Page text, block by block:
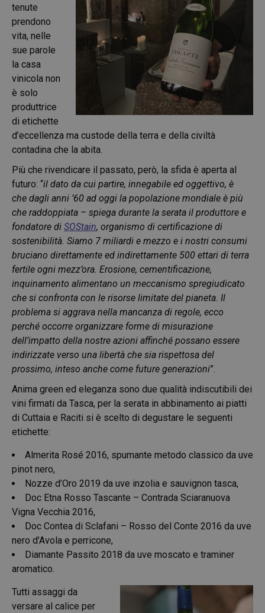
tenute
prendono
vita, nelle
sue parole
la casa
vinicola non
è solo
produttrice
di etichette
d’eccellenza ma custode della terra e della civiltà
contadina che la abita.
Più che rivendicare il passato, però, la sfida è aperta al
futuro: “il dato da cui partire, innegabile ed oggettivo, è
che dagli anni ’60 ad oggi la popolazione mondiale è più
che raddoppiata – spiega durante la serata il produttore e
fondatore di SOStain, organismo di certificazione di
sostenibilità. Siamo 7 miliardi e mezzo e i nostri consumi
bruciano direttamente ed indirettamente 500 ettari di terra
fertile ogni mezz’ora. Erosione, cementificazione,
inquinamento alimentano un meccanismo spregiudicato
che si confronta con le risorse limitate del pianeta. Il
problema si aggrava nella mancanza di regole, ecco
perché occorre organizzare forme di misurazione
dell’impatto della nostre azioni affinché possano essere
indirizzate verso una libertà che sia rispettosa del
prossimo, inteso anche come future generazioni”.
Anima green ed eleganza sono due qualità indiscutibili dei
vini firmati da Tasca, per la serata in abbinamento ai piatti
di Cuttaia e Raciti si è scelto di degustare le seguenti
etichette:
Almerita Rosé 2016, spumante metodo classico da uve
pinot nero,
Nozze d’Oro 2019 da uve inzolia e sauvignon tasca,
Doc Etna Rosso Tascante – Contrada Sciaranuova
Vigna Vecchia 2016,
Doc Contea di Sclafani – Rosso del Conte 2016 da uve
nero d’Avola e perricone,
Diamante Passito 2018 da uve moscato e traminer
aromatico.
Tutti assaggi da
versare al calice per